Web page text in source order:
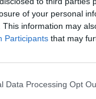
of your personal
This information may
Participants that may
Data Processing Opt
jelentős
minden